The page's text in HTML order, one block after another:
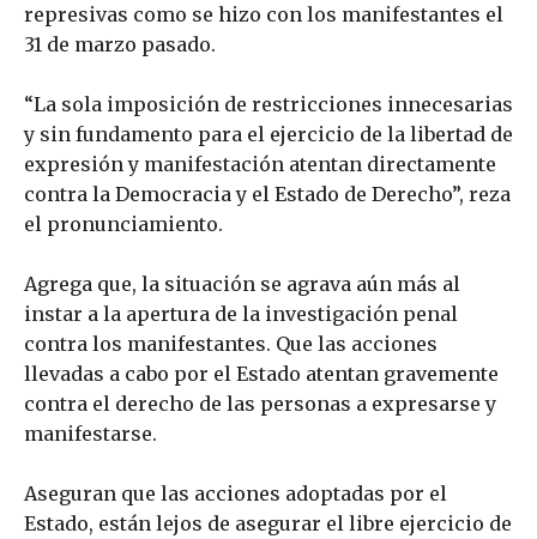
represivas como se hizo con los manifestantes el
31 de marzo pasado.
“La sola imposición de restricciones innecesarias
y sin fundamento para el ejercicio de la libertad de
expresión y manifestación atentan directamente
contra la Democracia y el Estado de Derecho”, reza
el pronunciamiento.
Agrega que, la situación se agrava aún más al
instar a la apertura de la investigación penal
contra los manifestantes. Que las acciones
llevadas a cabo por el Estado atentan gravemente
contra el derecho de las personas a expresarse y
manifestarse.
Aseguran que las acciones adoptadas por el
Estado, están lejos de asegurar el libre ejercicio de